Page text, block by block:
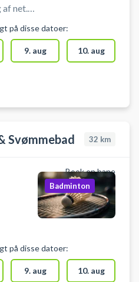
net.
for
på disse datoer:
9. aug 10. aug
Svømmebad 32 km
Book en bane
Ribe
Badminton
på disse datoer:
9. aug 10. aug